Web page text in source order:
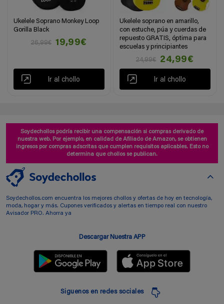
Ukelele Soprano Monkey Loop
Gorilla Black
26,99€
19,99€
Ir al chollo
Ukelele soprano en amarillo,
con estuche, púa y cuerdas de
repuesto GRATIS, óptima para
escuelas y principiantes
24,99€
24,99€
Ir al chollo
Soydechollos podría recibir una compensación si compras derivado de
nuestra web. Por ejemplo, en calidad de Afiliado de Amazon, se obtienen
ingresos por compras adscritas que cumplen requisitos aplicables. Esto no
determina que chollos se publican.
Soydechollos.com encuentra los mejores chollos y ofertas de hoy en tecnología,
moda, hogar y más. Cupones verificados y alertas en tiempo real con nuestro
Avisador PRO. Ahorra ya
Descargar Nuestra APP
Siguenos en redes sociales